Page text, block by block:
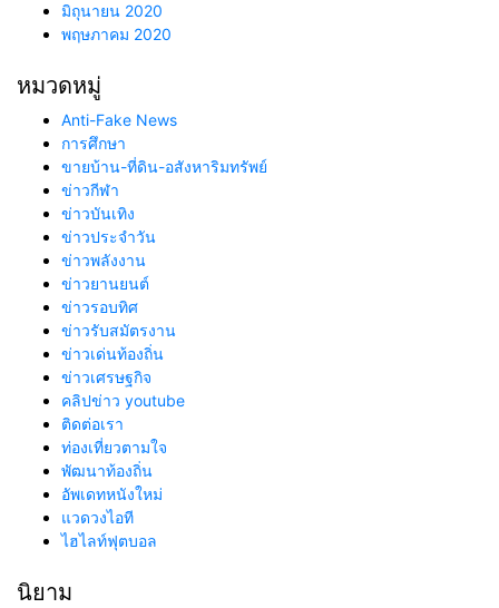
มิถุนายน 2020
พฤษภาคม 2020
หมวดหมู่
Anti-Fake News
การศึกษา
ขายบ้าน-ที่ดิน-อสังหาริมทรัพย์
ข่าวกีฬา
ข่าวบันเทิง
ข่าวประจำวัน
ข่าวพลังงาน
ข่าวยานยนต์
ข่าวรอบทิศ
ข่าวรับสมัตรงาน
ข่าวเด่นท้องถิ่น
ข่าวเศรษฐกิจ
คลิปข่าว youtube
ติดต่อเรา
ท่องเที่ยวตามใจ
พัฒนาท้องถิ่น
อัพเดทหนังใหม่
แวดวงไอที
ไฮไลท์ฟุตบอล
นิยาม